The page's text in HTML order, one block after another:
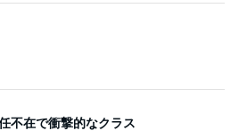
合える未来❣️”【この混沌の理由】”⽇
ットの準備をしてます ””